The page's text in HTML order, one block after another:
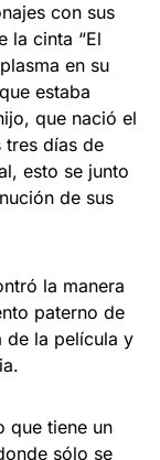
con sus
la cinta “El
en su
estaba
que nació el
tres días de
esto se junto
de sus
la manera
paterno de
de la película y
que tiene un
sólo se